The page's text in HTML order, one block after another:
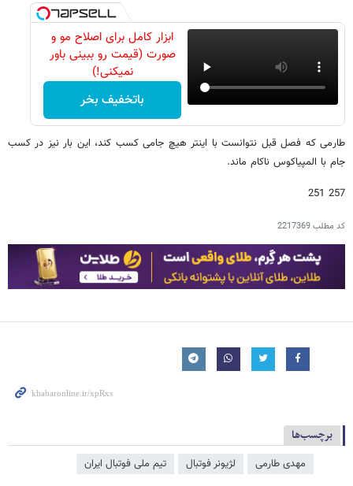
ابزار کامل برای اصلاح مو و
صورت (قیمت رو ببینی باور
نمیکنی!)
باتخفیف بخر
طارمی که فصل قبل نتوانست با اینتر هیچ جامی کسب کند، این بار نیز در کسب
جام با المپیاکوس ناکام ماند.
257 251
کد مطلب2217369
برچسب‌ها
مهدی طارمی لژیونر فوتبال تیم ملی فوتبال ایران